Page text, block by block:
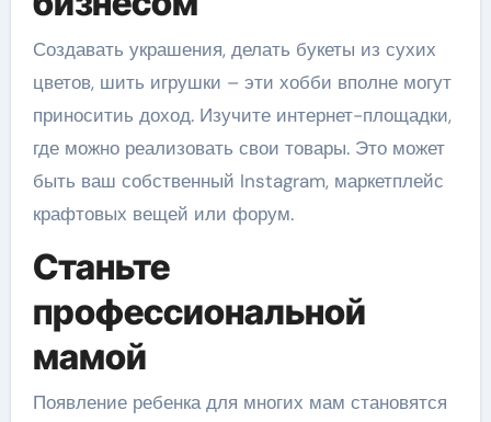
Создавать украшения, делать букеты из сухих
цветов, шить игрушки – эти хобби вполне могут
приноситиь доход. Изучите интернет-площадки,
где можно реализовать свои товары. Это может
быть ваш собственный Instagram, маркетплейс
крафтовых вещей или форум.
Станьте
профессиональной
мамой
Появление ребенка для многих мам становятся